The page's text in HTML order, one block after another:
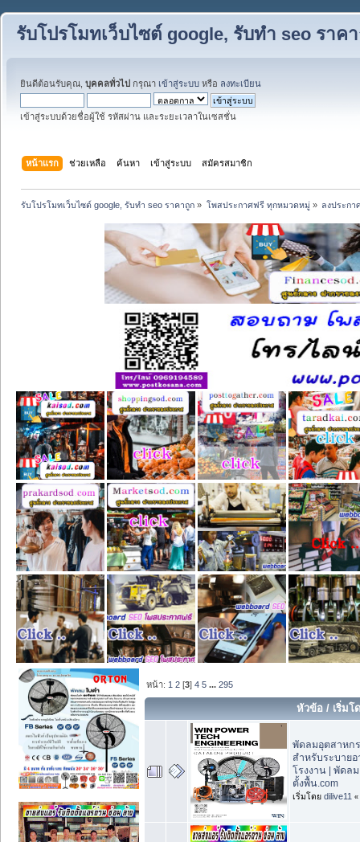
รับโปรโมทเว็บไซต์ google, รับทำ seo ราค
ยินดีต้อนรับคุณ, บุคคลทั่วไป กรุณา เข้าสู่ระบบ หรือ ลงทะเบียน
เข้าสู่ระบบด้วยชื่อผู้ใช้ รหัสผ่าน และระยะเวลาในเซสชั่น
หน้าแรก ช่วยเหลือ ค้นหา เข้าสู่ระบบ สมัครสมาชิก
รับโปรโมทเว็บไซต์ google, รับทำ seo ราคาถูก » โพสประกาศฟรี ทุกหมวดหมู่» ลงประกา
หน้า: 1 2 [3]4 5 ...295
หัวข้อ / เริ่มโ
พัดลมอุตสาหก
สำหรับระบาย
โรงงาน | พัดล
ตั้งพื้น.com
เริ่มโดย dilive11 «